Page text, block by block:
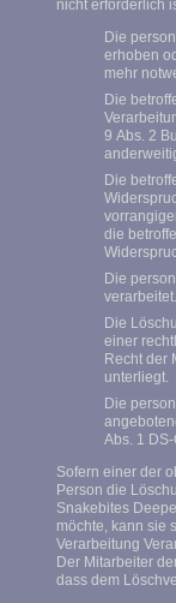
nicht erforderlich
Die
erhoben
mehr
Die
9 Abs. 2
Die
die
Die
verarbeitet.
Die
einer
Recht der
unterliegt.
Die
Abs. 1
Sofern einer der
Person die
Snakebites
möchte, kann sie
Verarbeitung
Der Mitarbeiter
dass dem